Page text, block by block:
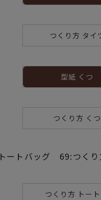
つくり方 タ
型紙 くつ
つくり方 く
トートバッグ 69:つく
つくり方 トー